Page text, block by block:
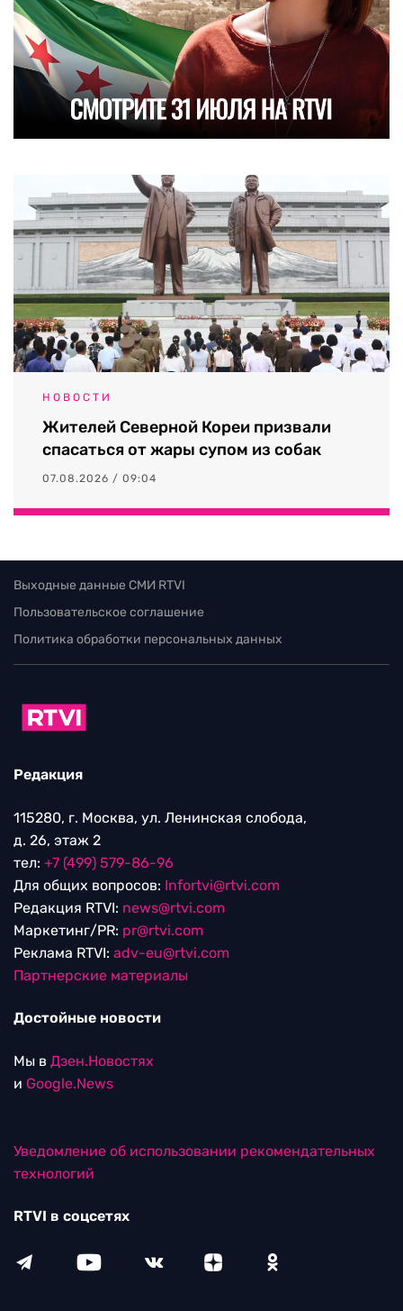
НОВОСТИ
Жителей Северной Кореи призвали
спасаться от жары супом из собак
07.08.2026 / 09:04
Выходные данные СМИ RTVI
Пользовательское соглашение
Политика обработки персональных данных
Редакция
115280, г. Москва, ул. Ленинская слобода,
д. 26, этаж 2
тел: +7 (499) 579-86-96
Для общих вопросов: Infortvi@rtvi.com
Редакция RTVI: news@rtvi.com
Маркетинг/PR: pr@rtvi.com
Реклама RTVI: adv-eu@rtvi.com
Партнерские материалы
Достойные новости
Мы в Дзен.Новостях
и Google.News
Уведомление об использовании рекомендательных
технологий
RTVI в соцсетях